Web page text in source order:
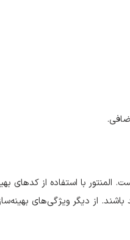
با استفاده از کدهای
از دیگر ویژگی‌های